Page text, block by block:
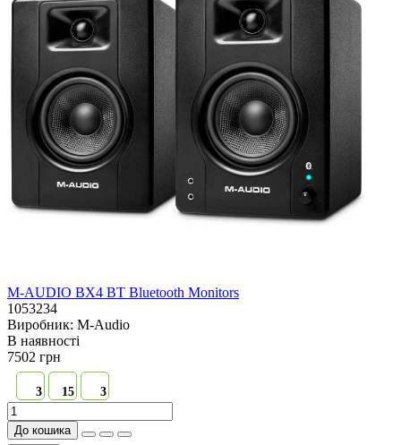
M-AUDIO BX4 BT Bluetooth Monitors
1053234
Виробник: M-Audio
В наявностi
7502 грн
3 15 3
До кошика